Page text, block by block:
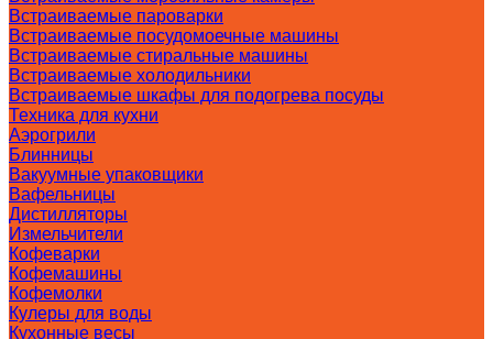
Встраиваемые пароварки
Встраиваемые посудомоечные машины
Встраиваемые стиральные машины
Встраиваемые холодильники
Встраиваемые шкафы для подогрева посуды
Техника для кухни
Аэрогрили
Блинницы
Вакуумные упаковщики
Вафельницы
Дистилляторы
Измельчители
Кофеварки
Кофемашины
Кофемолки
Кулеры для воды
Кухонные весы